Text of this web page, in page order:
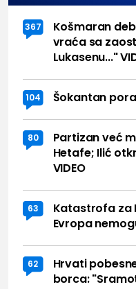
367
Košmaran
vraća sa
Lukasenu..."
104 Šokantan
80
Partizan već
Hetafe; Ilić
VIDEO
63
Katastrofa za
Evropa
62
Hrvati
borca: